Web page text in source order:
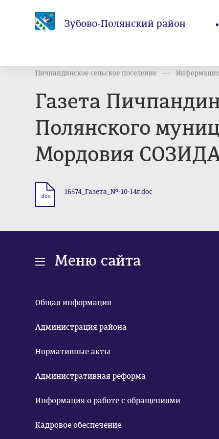
Зубово-Полянский район
Пичпандинское сельское поселение
Газета
Полянского
Мордовия
.doc 16574_Газета_№-10-14г.doc
Меню сайта
Общая информация
Администрация района
Нормативные акты
Административная реформа
Информация о работе с обращениями
Кадровое обеспечение